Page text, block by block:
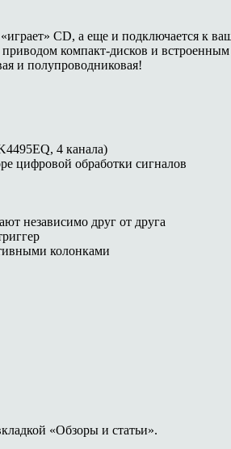
«играет» CD, а еще и подключается
компакт-дисков и
и полупроводниковая!
4 канала)
цифровой обработки сигналов
независимо друг от друга
колонками
«Обзоры и статьи».